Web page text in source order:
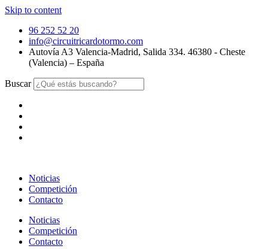
Skip to content
96 252 52 20
info@circuitricardotormo.com
Autovía A3 Valencia-Madrid, Salida 334. 46380 - Cheste
(Valencia) – España
Buscar
Noticias
Competición
Contacto
Noticias
Competición
Contacto